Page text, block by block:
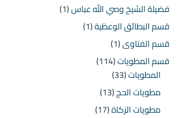
فضيلة الشيخ وصي الله عباس(1)
قسم البطائق الوعظية(1)
قسم الفتاوى(1)
قسم المطويات(114)
المطويات(33)
مطويات الحج(13)
مطويات الزكاة(17)